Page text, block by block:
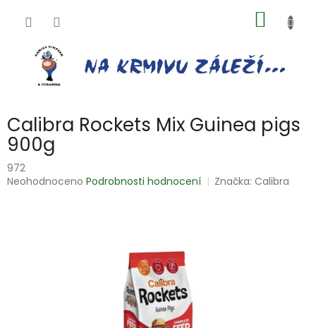
KOŠÍK
Calibra Rockets Mix Guinea pigs
900g
972
Průměrné
Neohodnoceno Podrobnosti hodnocení Značka:Calibra